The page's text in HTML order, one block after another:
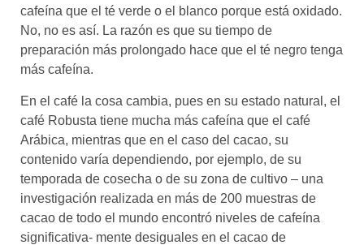
cafeína que el té verde o el blanco porque está oxidado.
No, no es así. La razón es que su tiempo de
preparación más prolongado hace que el té negro tenga
más cafeína.
En el café la cosa cambia, pues en su estado natural, el
café Robusta tiene mucha más cafeína que el café
Arábica, mientras que en el caso del cacao, su
contenido varía dependiendo, por ejemplo, de su
temporada de cosecha o de su zona de cultivo – una
investigación realizada en más de 200 muestras de
cacao de todo el mundo encontró niveles de cafeína
significativa- mente desiguales en el cacao de